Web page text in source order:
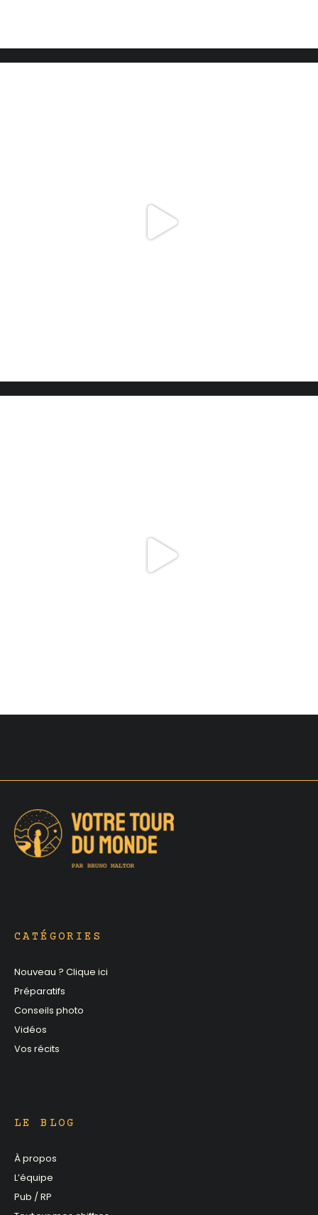
CATÉGORIES
Nouveau ? Clique ici
Préparatifs
Conseils photo
Vidéos
Vos récits
LE BLOG
À propos
L’équipe
Pub / RP